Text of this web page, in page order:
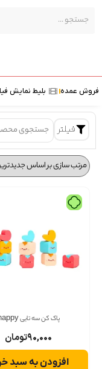
عمده بلیط نمایش فیلم
فیلتر
پاک کن سه تایی happy
۹۰,۰۰۰تومان
افزودن به سبد خرید